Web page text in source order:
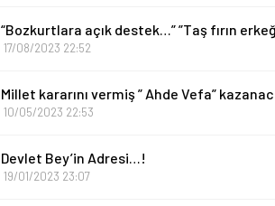
“Bozkurtlara açık destek…” ”Taş fırın
17/08/2023 22:52
Millet kararını vermiş ” Ahde Vefa”
10/05/2023 22:53
Devlet Bey’in Adresi…!
19/01/2023 23:07